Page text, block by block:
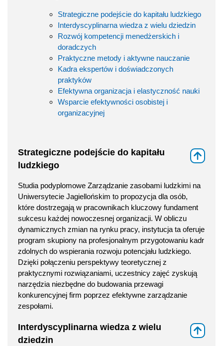
Strategiczne podejście do kapitału ludzkiego
Interdyscyplinarna wiedza z wielu dziedzin
Rozwój kompetencji menedżerskich i
doradczych
Praktyczne metody i aktywne nauczanie
Kadra ekspertów i doświadczonych
praktyków
Efektywna organizacja i elastyczność nauki
Wsparcie efektywności osobistej i
organizacyjnej
Strategiczne podejście do kapitału
ludzkiego
Studia podyplomowe Zarządzanie zasobami ludzkimi na
Uniwersytecie Jagiellońskim to propozycja dla osób,
które dostrzegają w pracownikach kluczowy fundament
sukcesu każdej nowoczesnej organizacji. W obliczu
dynamicznych zmian na rynku pracy, instytucja ta oferuje
program skupiony na profesjonalnym przygotowaniu kadr
zdolnych do wspierania rozwoju potencjału ludzkiego.
Dzięki połączeniu perspektywy teoretycznej z
praktycznymi rozwiązaniami, uczestnicy zajęć zyskują
narzędzia niezbędne do budowania przewagi
konkurencyjnej firm poprzez efektywne zarządzanie
zespołami.
Interdyscyplinarna wiedza z wielu
dziedzin